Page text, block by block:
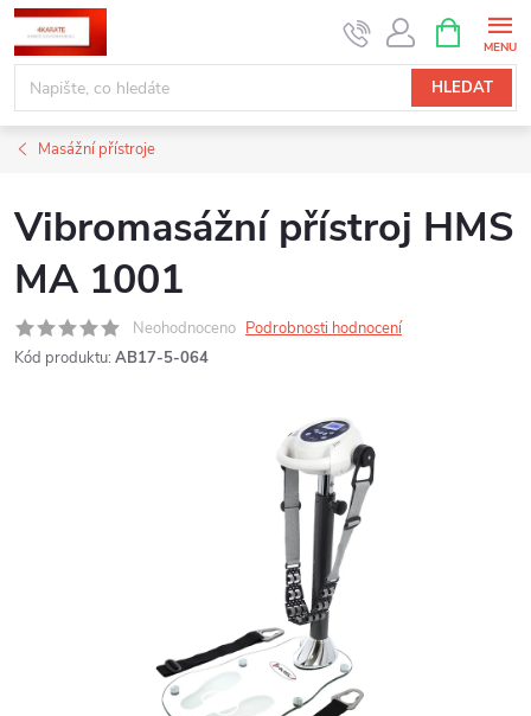
Přejít
na
obsah
HLEDAT
NÁKUPNÍ
KOŠÍK
Masážní přístroje
Vibromasážní přístroj HMS
MA 1001
Neohodnoceno Podrobnosti hodnocení
Kód produktu: AB17-5-064